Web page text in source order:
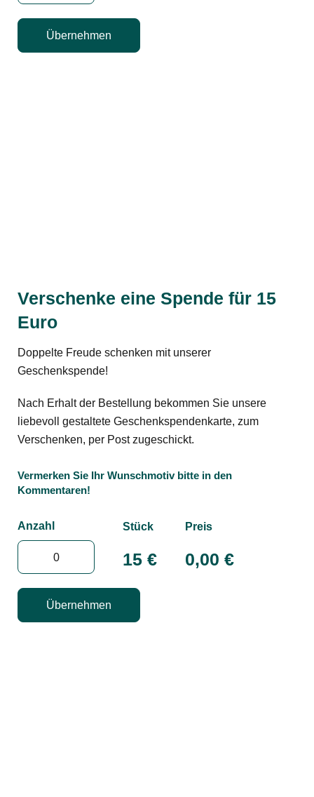
Übernehmen
Verschenke eine Spende für 15
Euro
Doppelte Freude schenken mit unserer
Geschenkspende!
Nach Erhalt der Bestellung bekommen Sie unsere
liebevoll gestaltete Geschenkspendenkarte, zum
Verschenken, per Post zugeschickt.
Vermerken Sie Ihr Wunschmotiv bitte in den
Kommentaren!
Anzahl Stück
15 €
Preis
0,00 €
Übernehmen